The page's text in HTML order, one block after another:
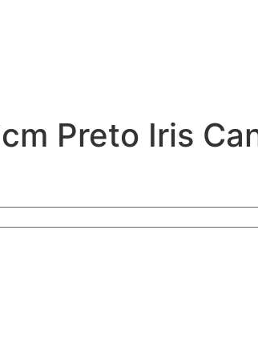
Preto Iris